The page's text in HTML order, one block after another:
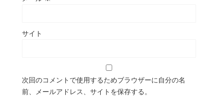
サイト
次回のコメントで使用するためブラウザーに自分の名
前、メールアドレス、サイトを保存する。